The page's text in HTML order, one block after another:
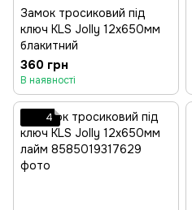
Замок тросиковий під
ключ KLS Jolly 12x650мм
блакитний
360 грн
В наявності
4